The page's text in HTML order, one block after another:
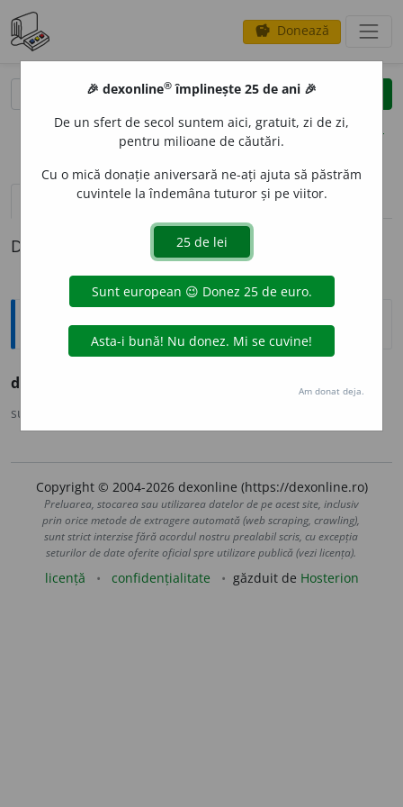
savings Donează
clear
opțiuni
definiții (1) pronunțievolume_up (50)
Definiția cu ID-ul 1133606:
Ortografice DOOM
dumitale
sursa:
Copyright © 2004-2026 dexonline (https://dexonline.ro)
Preluarea, stocarea sau utilizarea datelor de pe acest site, inclusiv
prin orice metode de extragere automată (web scraping, crawling),
sunt strict interzise fără acordul nostru prealabil scris, cu excepția
seturilor de date oferite oficial spre utilizare publică (vezi licența).
licență confidențialitate găzduit de Hosterion
🎉 dexonline® împlinește 25 de ani 🎉
De un sfert de secol suntem aici, gratuit, zi de zi,
pentru milioane de căutări.
Cu o mică donație aniversară ne-ați ajuta să păstrăm
cuvintele la îndemâna tuturor și pe viitor.
Am donat deja.